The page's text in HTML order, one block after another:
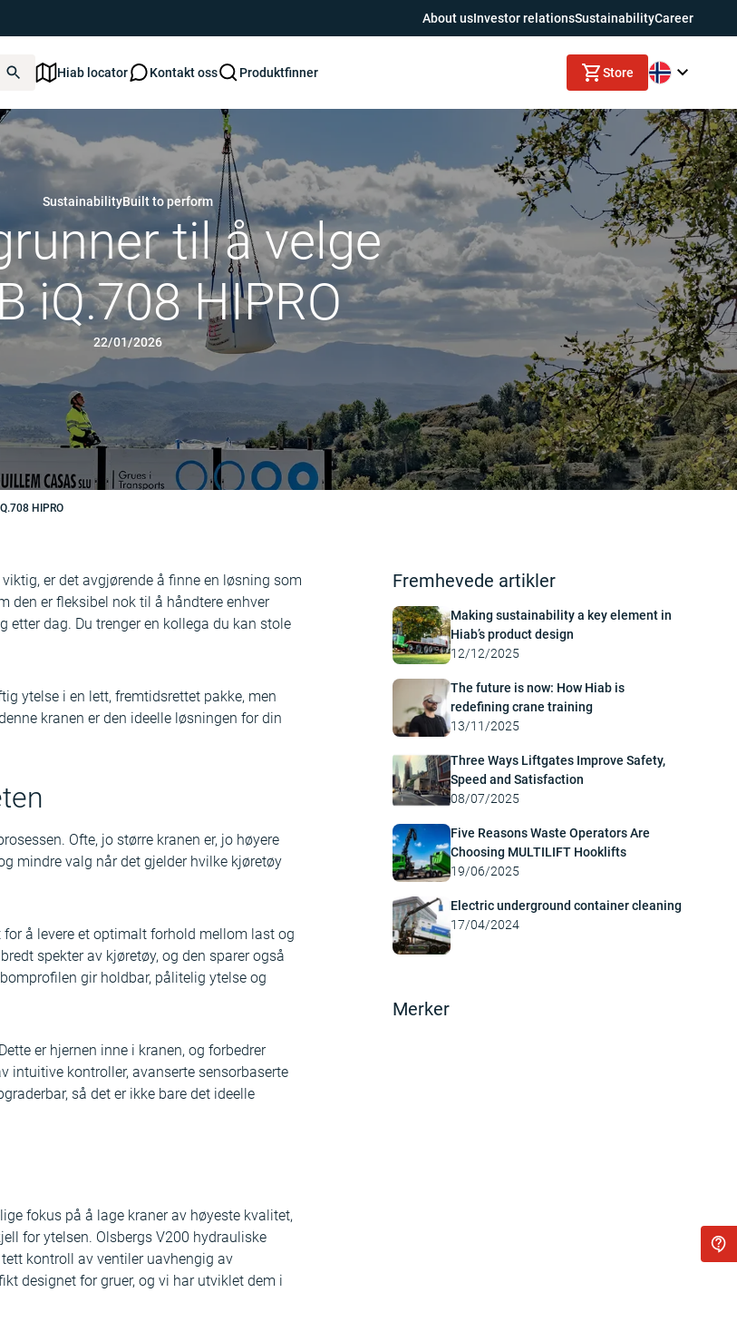
About usInvestor relationsSustainabilityCareer
Hiab locator Kontakt oss Produktfinner Store
SustainabilityBuilt to perform
til å velge
iQ.708 HIPRO
22/01/2026
HIPRO
er det avgjørende å finne en løsning som
den er fleksibel nok til å håndtere enhver
etter dag. Du trenger en kollega du kan stole
ytelse i en lett, fremtidsrettet pakke, men
kranen er den ideelle løsningen for din
Ofte, jo større kranen er, jo høyere
mindre valg når det gjelder hvilke kjøretøy
for å levere et optimalt forhold mellom last og
spekter av kjøretøy, og den sparer også
gir holdbar, pålitelig ytelse og
er hjernen inne i kranen, og forbedrer
kontroller, avanserte sensorbaserte
så det er ikke bare det ideelle
fokus på å lage kraner av høyeste kvalitet,
for ytelsen. Olsbergs V200 hydrauliske
kontroll av ventiler uavhengig av
designet for gruer, og vi har utviklet dem i
Fremhevede artikler
Making sustainability a key element in
Hiab’s product design
12/12/2025
The future is now: How Hiab is
redefining crane training
13/11/2025
Three Ways Liftgates Improve Safety,
Speed and Satisfaction
08/07/2025
Five Reasons Waste Operators Are
Choosing MULTILIFT Hooklifts
19/06/2025
Electric underground container cleaning
17/04/2024
Merker